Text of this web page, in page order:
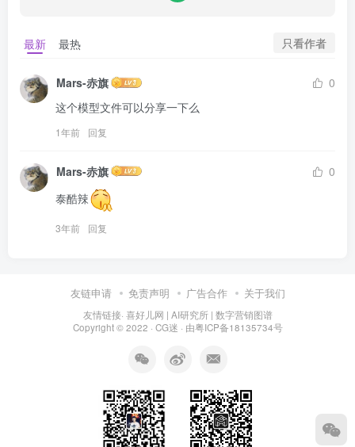
最新 最热 只看作者
Mars-赤旗
0
这个模型文件可以分享一下么
1年前 回复
Mars-赤旗
0
泰酷辣
3年前 回复
友链申请 免责声明 广告合作 关于我们
友情链接· 喜好儿网 | AI研究所| 数字营销图谱
Copyright © 2022 · CG迷 · 由粤ICP备18135734号